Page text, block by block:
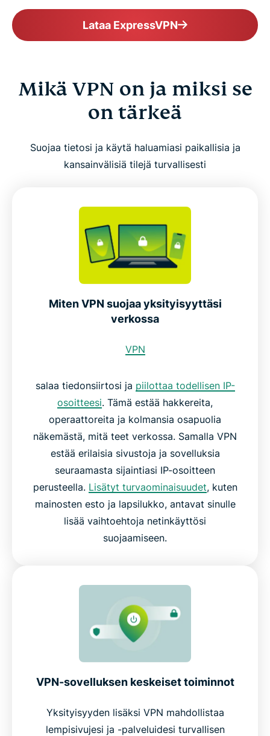
Lataa ExpressVPN
Mikä VPN on ja miksi se
on tärkeä
Suojaa tietosi ja käytä haluamiasi paikallisia ja
kansainvälisiä tilejä turvallisesti
Miten VPN suojaa yksityisyyttäsi
verkossa
VPN
salaa tiedonsiirtosi ja piilottaa todellisen IP-
osoitteesi. Tämä estää hakkereita,
operaattoreita ja kolmansia osapuolia
näkemästä, mitä teet verkossa. Samalla VPN
estää erilaisia sivustoja ja sovelluksia
seuraamasta sijaintiasi IP-osoitteen
perusteella. Lisätyt turvaominaisuudet, kuten
mainosten esto ja lapsilukko, antavat sinulle
lisää vaihtoehtoja netinkäyttösi
suojaamiseen.
VPN-sovelluksen keskeiset toiminnot
Yksityisyyden lisäksi VPN mahdollistaa
lempisivujesi ja -palveluidesi turvallisen